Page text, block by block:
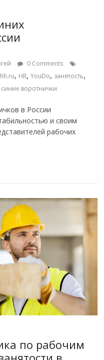
0 Comments
hh.ru, HR,YouDo, занятость,
синие воротнички
в России
и своим
рабочих
по рабочим